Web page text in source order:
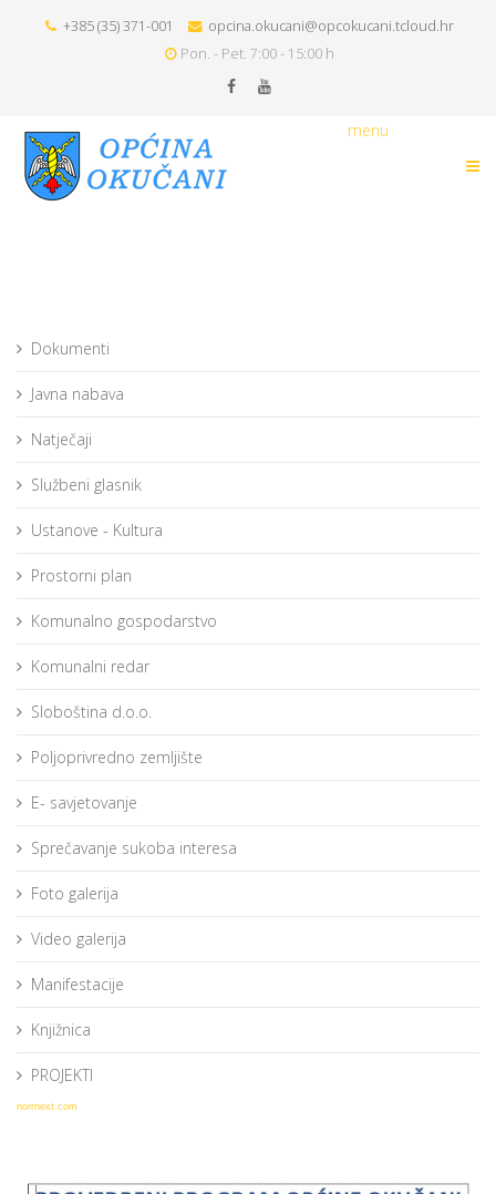
+385 (35) 371-001
opcina.okucani@opcokucani.tcloud.hr
Pon. - Pet. 7:00 - 15:00 h
menu
Dokumenti
Javna nabava
Natječaji
Službeni glasnik
Ustanove - Kultura
Prostorni plan
Komunalno gospodarstvo
Komunalni redar
Sloboština d.o.o.
Poljoprivredno zemljište
E- savjetovanje
Sprečavanje sukoba interesa
Foto galerija
Video galerija
Manifestacije
Knjižnica
PROJEKTI
norrnext.com